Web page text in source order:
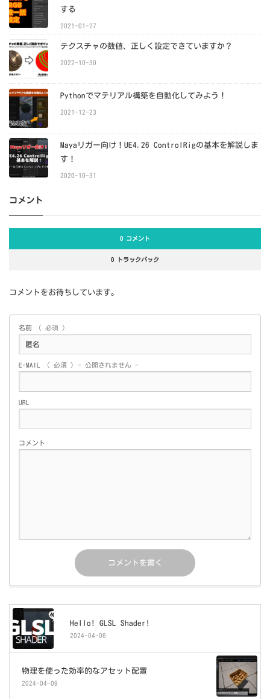
する
2021-01-27
テクスチャの数値、正しく設定できていますか？
2022-10-30
Pythonでマテリアル構築を自動化してみよう！
2021-12-23
Mayaリガー向け！UE4.26 ControlRigの基本を解説しま
す！
2020-10-31
コメント
0 コメント
0 トラックバック
コメントをお待ちしています。
名前 ( 必須 )
E-MAIL ( 必須 ) - 公開されません -
URL
コメント
Hello! GLSL Shader!
2024-04-06
物理を使った効率的なアセット配置
2024-04-09